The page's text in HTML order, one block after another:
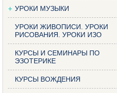
УРОКИ МУЗЫКИ
УРОКИ ЖИВОПИСИ. УРОКИ
РИСОВАНИЯ. УРОКИ ИЗО
КУРСЫ И СЕМИНАРЫ ПО
ЭЗОТЕРИКЕ
КУРСЫ ВОЖДЕНИЯ